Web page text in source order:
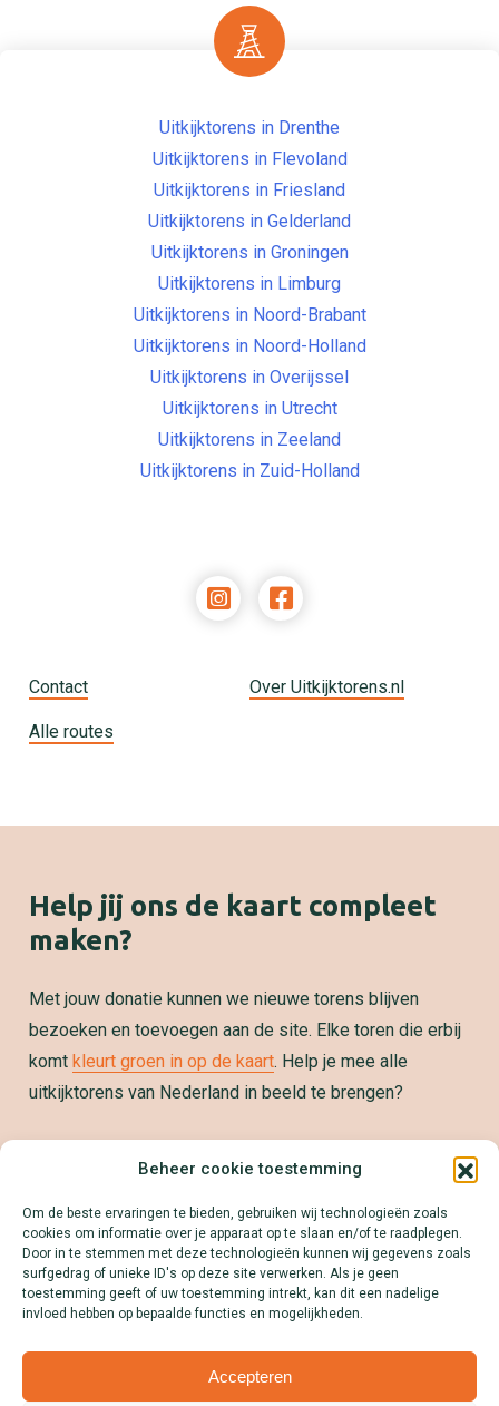
Beheer cookie toestemming
Om de beste ervaringen te bieden, gebruiken wij technologieën zoals
cookies om informatie over je apparaat op te slaan en/of te raadplegen.
Door in te stemmen met deze technologieën kunnen wij gegevens zoals
surfgedrag of unieke ID's op deze site verwerken. Als je geen
toestemming geeft of uw toestemming intrekt, kan dit een nadelige
invloed hebben op bepaalde functies en mogelijkheden.
Accepteren
Contact Over Uitkijktorens.nl
Alle routes
Uitkijktorens in Drenthe
Uitkijktorens in Flevoland
Uitkijktorens in Friesland
Uitkijktorens in Gelderland
Uitkijktorens in Groningen
Uitkijktorens in Limburg
Uitkijktorens in Noord-Brabant
Uitkijktorens in Noord-Holland
Uitkijktorens in Overijssel
Uitkijktorens in Utrecht
Uitkijktorens in Zeeland
Uitkijktorens in Zuid-Holland
Help jij ons de kaart compleet
maken?
Met jouw donatie kunnen we nieuwe torens blijven
bezoeken en toevoegen aan de site. Elke toren die erbij
komt kleurt groen in op de kaart. Help je mee alle
uitkijktorens van Nederland in beeld te brengen?
Samenwerken?
kaart! Download onze Mediakit en ontdek alle
mogelijkheden.
Lees meer